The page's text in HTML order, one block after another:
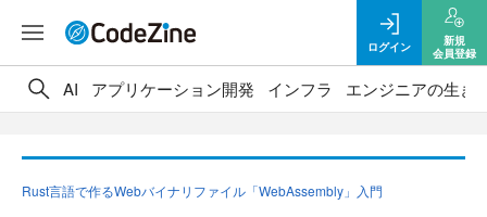
ログイン
新規
会員登録
AI アプリケーション開発 インフラ エンジニアの生き
Rust言語で作るWebバイナリファイル「WebAssembly」入門